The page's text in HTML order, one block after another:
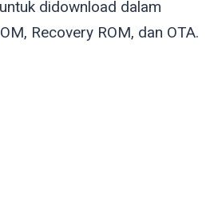
didownload dalam
Recovery ROM, dan OTA.